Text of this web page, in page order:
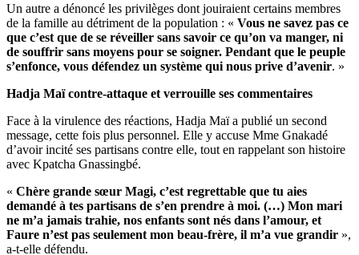
Un autre a dénoncé les privilèges dont jouiraient certains membres
de la famille au détriment de la population : « Vous ne savez pas ce
que c’est que de se réveiller sans savoir ce qu’on va manger, ni
de souffrir sans moyens pour se soigner. Pendant que le peuple
s’enfonce, vous défendez un système qui nous prive d’avenir. »
Hadja Maï contre-attaque et verrouille ses commentaires
Face à la virulence des réactions, Hadja Maï a publié un second
message, cette fois plus personnel. Elle y accuse Mme Gnakadé
d’avoir incité ses partisans contre elle, tout en rappelant son histoire
avec Kpatcha Gnassingbé.
« Chère grande sœur Magi, c’est regrettable que tu aies
demandé à tes partisans de s’en prendre à moi. (…) Mon mari
ne m’a jamais trahie, nos enfants sont nés dans l’amour, et
Faure n’est pas seulement mon beau-frère, il m’a vue grandir »,
a-t-elle défendu.